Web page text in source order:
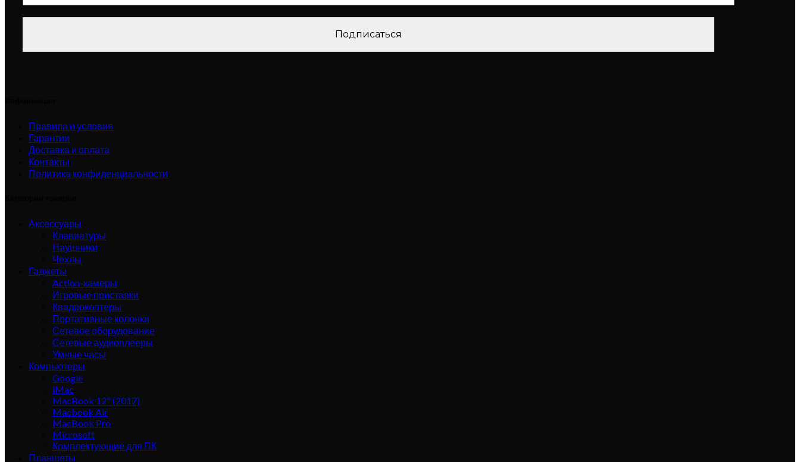
Правила и условия
Гарантии
Доставка и оплата
Контакты
Политика конфиденциальности
Аксессуары
Клавиатуры
Наушники
Чехлы
Гаджеты
Action-камеры
Игровые приставки
Квадрокоптеры
Портативные колонки
Сетевое оборудование
Сетевые аудиоплееры
Умные часы
Компьютеры
Google
iMac
MacBook 12" (2017)
Macbook Air
MacBook Pro
Microsoft
Комплектующие для ПК
Планшеты